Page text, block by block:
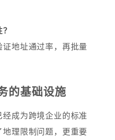
地址通过率，再批量
的基础设施
成为跨境企业的标准
地理限制问题，更重要